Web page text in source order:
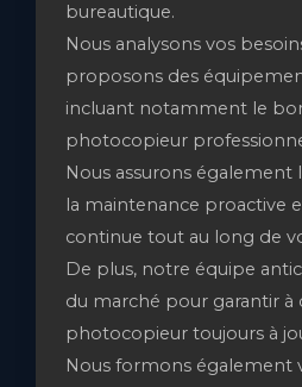
bureautique.
Nous analysons vos
proposons des
incluant notamment le
photocopieur
Nous assurons également
la maintenance proactive
continue tout au long de
De plus, notre équipe
du marché pour garantir à
photocopieur toujours à
Nous formons également